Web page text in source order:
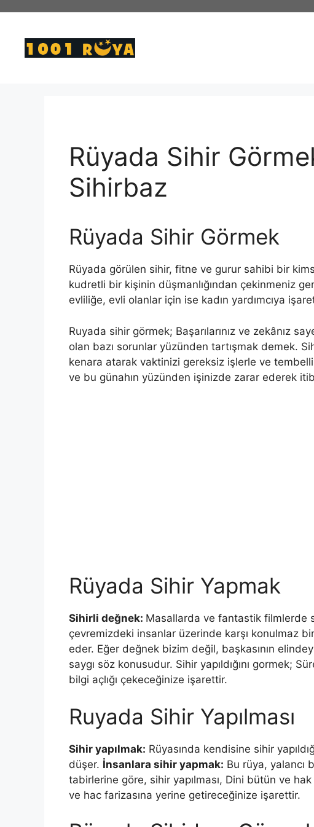
Rüyada Sihir
Sihirbaz
Rüyada Sihir Görmek
Rüyada görülen sihir, fitne ve gurur sahibi bir
kudretli bir kişinin düşmanlığından çekinmeniz
evliliğe, evli olanlar için ise kadın yar­dımcıya
Ruyada sihir görmek; Başarıla­rınız ve zekânız
olan bazı so­runlar yüzünden tartışmak demek.
kenara atarak vakti­nizi gereksiz işlerle ve
ve bu günahın yüzünden işinizde zarar ederek
Rüyada Sihir Yapmak
Sihirli değnek: Masallarda ve fantastik filmlerde
çevremizdeki insanlar üzerinde karşı konulmaz
eder. Eğer değnek bi­zim değil, başkasının
saygı söz konusudur. Sihir yapıldığını gormek;
bilgi açlığı çekeceğinize işarettir.
Ruyada Sihir Yapılması
Sihir yapılmak: Rüyasında kendisine sihir
düşer. İnsanlara sihir yapmak: Bu rüya, yalancı
tabirlerine göre, sihir yapılması, Dini bütün ve
ve hac farizasına yerine getireceğinize işarettir.